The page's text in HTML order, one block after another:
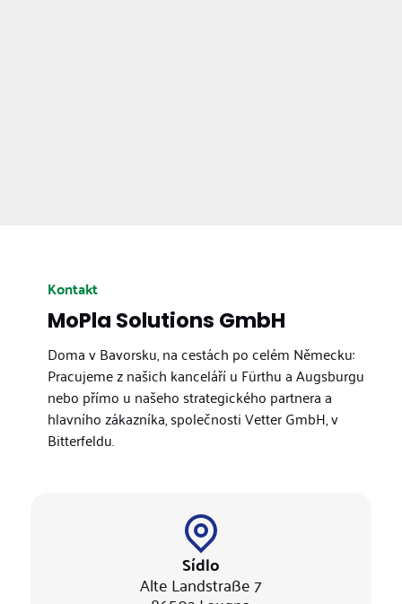
Kontakt
MoPla Solutions GmbH
Doma v Bavorsku, na cestách po celém Německu:
Pracujeme z našich kanceláří u Fürthu a Augsburgu
nebo přímo u našeho strategického partnera a
hlavního zákazníka, společnosti Vetter GmbH, v
Bitterfeldu.
Sídlo
Alte Landstraße 7